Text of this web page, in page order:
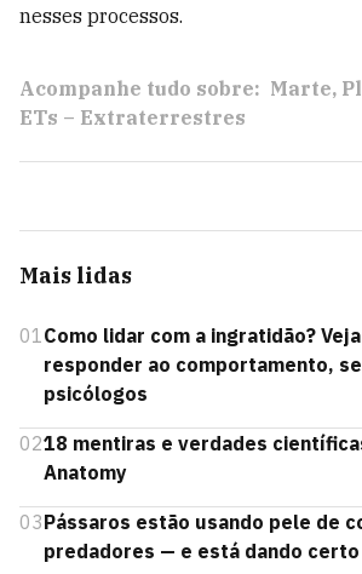
nesses processos.
Acompanhe tudo sobre: Marte
ETs – Extraterrestres
Mais lidas
01Como lidar com a ingratidão?
responder ao comportamento,
psicólogos
0218 mentiras e verdades
Anatomy
03Pássaros estão usando pele de
predadores — e está dando certo